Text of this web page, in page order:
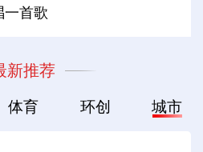
一首歌
新推荐
体育 环创 城市